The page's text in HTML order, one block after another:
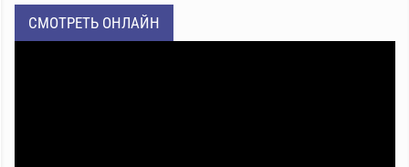
СМОТРЕТЬ ОНЛАЙН